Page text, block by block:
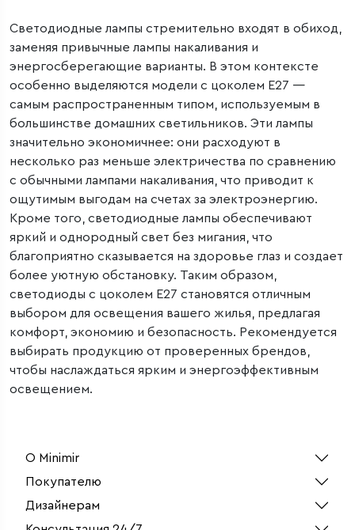
Светодиодные лампы стремительно входят в обиход,
заменяя привычные лампы накаливания и
энергосберегающие варианты. В этом контексте
особенно выделяются модели с цоколем Е27 —
самым распространенным типом, используемым в
большинстве домашних светильников. Эти лампы
значительно экономичнее: они расходуют в
несколько раз меньше электричества по сравнению
с обычными лампами накаливания, что приводит к
ощутимым выгодам на счетах за электроэнергию.
Кроме того, светодиодные лампы обеспечивают
яркий и однородный свет без мигания, что
благоприятно сказывается на здоровье глаз и создает
более уютную обстановку. Таким образом,
светодиоды с цоколем Е27 становятся отличным
выбором для освещения вашего жилья, предлагая
комфорт, экономию и безопасность. Рекомендуется
выбирать продукцию от проверенных брендов,
чтобы наслаждаться ярким и энергоэффективным
освещением.
О Minimir
Покупателю
Дизайнерам